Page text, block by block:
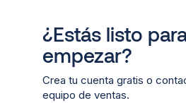
¿Estás listo
empezar?
Crea tu cuenta gratis o
equipo de ventas.